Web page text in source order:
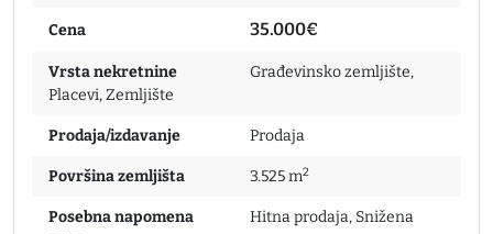
Cena 35.000€
Vrsta nekretnine Građevinsko zemljište,
Placevi,Zemljište
Prodaja/izdavanje Prodaja
Površina zemljišta 3.525 m2
Posebna napomena Hitna prodaja, Snižena